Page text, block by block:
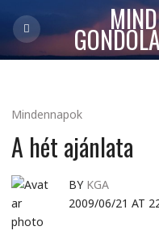
Mindennapok
A hét ajánlata
BY KGA
2009/06/21 AT